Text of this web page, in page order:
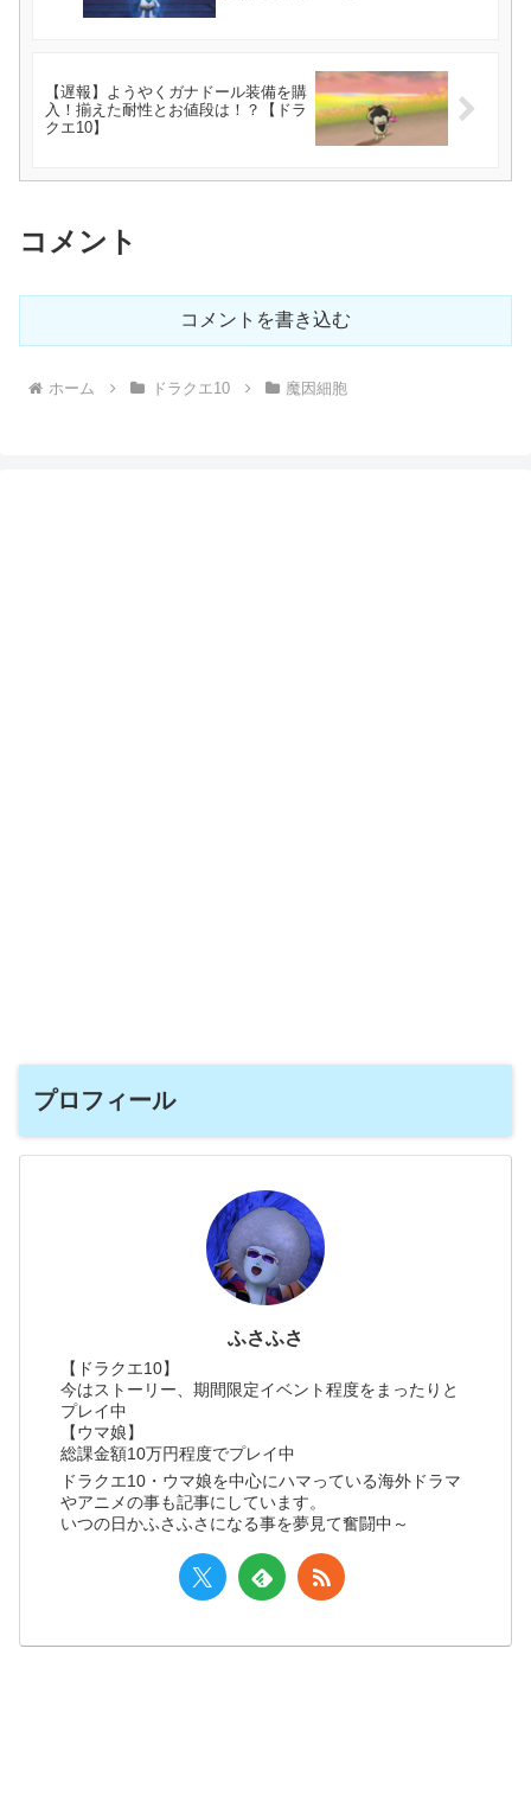
【遅報】ようやくガナドール装備を購
入！揃えた耐性とお値段は！？【ドラ
クエ10】
コメント
コメントを書き込む
ホーム ドラクエ10 魔因細胞
プロフィール
ふさふさ
【ドラクエ10】
今はストーリー、期間限定イベント程度をまったりと
プレイ中
【ウマ娘】
総課金額10万円程度でプレイ中
ドラクエ10・ウマ娘を中心にハマっている海外ドラマ
やアニメの事も記事にしています。
いつの日かふさふさになる事を夢見て奮闘中～